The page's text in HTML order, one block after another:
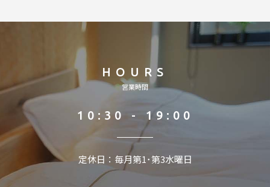
HOURS
営業時間
10:30 - 19:00
定休日：毎月第1･第3水曜日